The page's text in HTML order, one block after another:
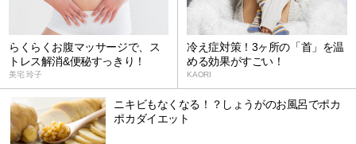
らくらくお腹マッサージで、ス
トレス解消&便秘すっきり！
美宅 玲子
冷え症対策！3ヶ所の「首」を温
める効果がすごい！
KAORI
ニキビもなくなる！？しょうがのお風呂でポカ
ポカダイエット